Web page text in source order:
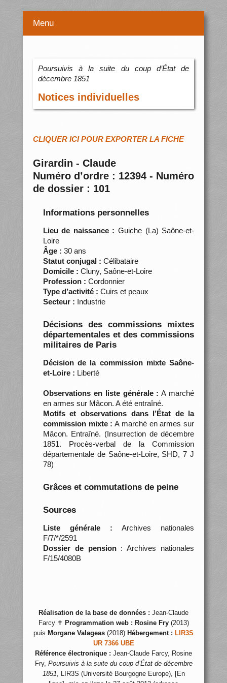
Menu
Poursuivis à la suite du coup d’État de
décembre 1851
Notices individuelles
CLIQUER ICI POUR EXPORTER LA FICHE
Girardin - Claude
Numéro d’ordre : 12394 - Numéro
de dossier : 101
Informations personnelles
Lieu de naissance : Guiche (La) Saône-et-
Loire
Âge : 30 ans
Statut conjugal : Célibataire
Domicile : Cluny, Saône-et-Loire
Profession : Cordonnier
Type d’activité : Cuirs et peaux
Secteur : Industrie
Décisions des commissions mixtes
départementales et des commissions
militaires de Paris
Décision de la commission mixte Saône-
et-Loire : Liberté
Observations en liste générale : A marché
en armes sur Mâcon. A été entraîné.
Motifs et observations dans l’État de la
commission mixte : A marché en armes sur
Mâcon. Entraîné. (Insurrection de décembre
1851. Procès-verbal de la Commission
départementale de Saône-et-Loire, SHD, 7 J
78)
Grâces et commutations de peine
Sources
Liste générale : Archives nationales
F/7/*/2591
Dossier de pension: Archives nationales
F/15/4080B
Réalisation de la base de données : Jean-Claude
Farcy ✝ Programmation web : Rosine Fry(2013)
puis Morgane Valageas (2018) Hébergement : LIR3S
UR 7366 UBE
Référence électronique : Jean-Claude Farcy, Rosine
Fry, Poursuivis à la suite du coup d’État de décembre
1851, LIR3S (Université Bourgogne Europe), [En